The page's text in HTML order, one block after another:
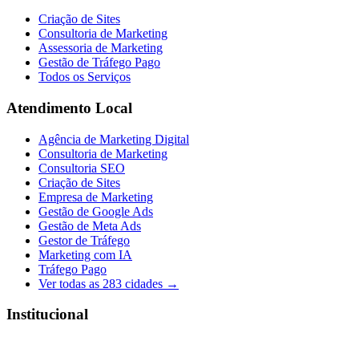
Criação de Sites
Consultoria de Marketing
Assessoria de Marketing
Gestão de Tráfego Pago
Todos os Serviços
Atendimento Local
Agência de Marketing Digital
Consultoria de Marketing
Consultoria SEO
Criação de Sites
Empresa de Marketing
Gestão de Google Ads
Gestão de Meta Ads
Gestor de Tráfego
Marketing com IA
Tráfego Pago
Ver todas as 283 cidades →
Institucional